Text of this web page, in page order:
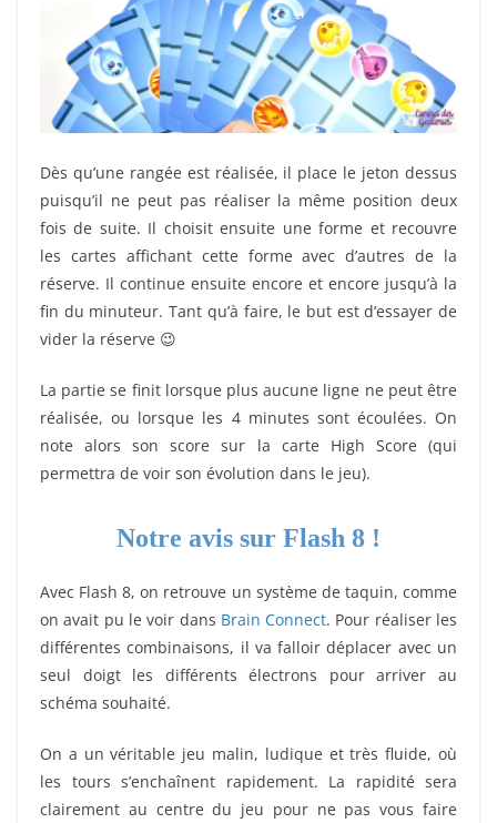
Dès qu’une rangée est réalisée, il place le jeton dessus
puisqu’il ne peut pas réaliser la même position deux
fois de suite. Il choisit ensuite une forme et recouvre
les cartes affichant cette forme avec d’autres de la
réserve. Il continue ensuite encore et encore jusqu’à la
fin du minuteur. Tant qu’à faire, le but est d’essayer de
vider la réserve 😉
La partie se finit lorsque plus aucune ligne ne peut être
réalisée, ou lorsque les 4 minutes sont écoulées. On
note alors son score sur la carte High Score (qui
permettra de voir son évolution dans le jeu).
Notre avis sur Flash 8 !
Avec Flash 8, on retrouve un système de taquin, comme
on avait pu le voir dans Brain Connect. Pour réaliser les
différentes combinaisons, il va falloir déplacer avec un
seul doigt les différents électrons pour arriver au
schéma souhaité.
On a un véritable jeu malin, ludique et très fluide, où
les tours s’enchaînent rapidement. La rapidité sera
clairement au centre du jeu pour ne pas vous faire